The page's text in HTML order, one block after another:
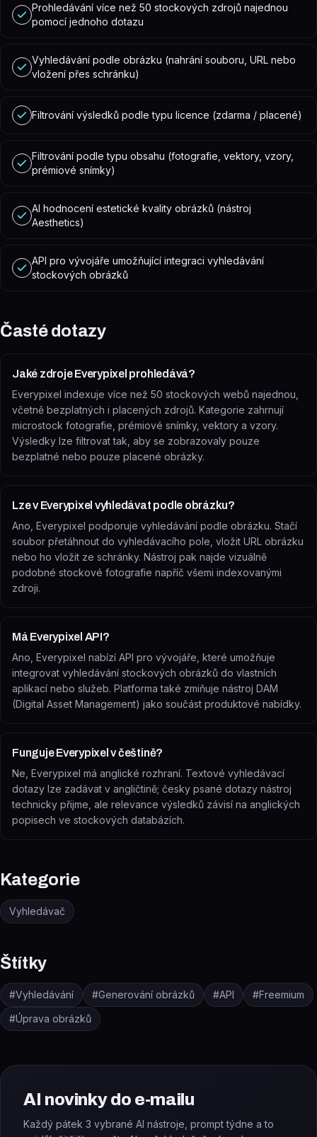
Prohledávání více než 50 stockových zdrojů najednou
pomocí jednoho dotazu
Vyhledávání podle obrázku (nahrání souboru, URL nebo
vložení přes schránku)
Filtrování výsledků podle typu licence (zdarma / placené)
Filtrování podle typu obsahu (fotografie, vektory, vzory,
prémiové snímky)
AI hodnocení estetické kvality obrázků (nástroj
Aesthetics)
API pro vývojáře umožňující integraci vyhledávání
stockových obrázků
Časté dotazy
Jaké zdroje Everypixel prohledává?
Everypixel indexuje více než 50 stockových webů najednou,
včetně bezplatných i placených zdrojů. Kategorie zahrnují
microstock fotografie, prémiové snímky, vektory a vzory.
Výsledky lze filtrovat tak, aby se zobrazovaly pouze
bezplatné nebo pouze placené obrázky.
Lze v Everypixel vyhledávat podle obrázku?
Ano, Everypixel podporuje vyhledávání podle obrázku. Stačí
soubor přetáhnout do vyhledávacího pole, vložit URL obrázku
nebo ho vložit ze schránky. Nástroj pak najde vizuálně
podobné stockové fotografie napříč všemi indexovanými
zdroji.
Má Everypixel API?
Ano, Everypixel nabízí API pro vývojáře, které umožňuje
integrovat vyhledávání stockových obrázků do vlastních
aplikací nebo služeb. Platforma také zmiňuje nástroj DAM
(Digital Asset Management) jako součást produktové nabídky.
Funguje Everypixel v češtině?
Ne, Everypixel má anglické rozhraní. Textové vyhledávací
dotazy lze zadávat v angličtině; česky psané dotazy nástroj
technicky přijme, ale relevance výsledků závisí na anglických
popisech ve stockových databázích.
Kategorie
Vyhledávač
Štítky
#Vyhledávání #Generování obrázků #API #Freemium
#Úprava obrázků
AI novinky do e-mailu
Každý pátek 3 vybrané AI nástroje, prompt týdne a to